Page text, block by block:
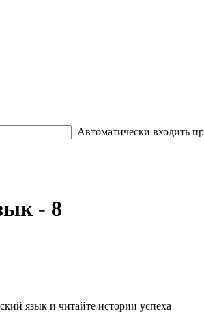
Автоматически входить
- 8
язык и читайте истории успеха